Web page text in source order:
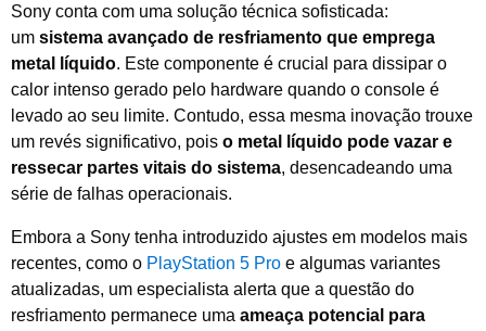
Sony conta com uma solução técnica sofisticada:
um sistema avançado de resfriamento que emprega
metal líquido. Este componente é crucial para dissipar o
calor intenso gerado pelo hardware quando o console é
levado ao seu limite. Contudo, essa mesma inovação trouxe
um revés significativo, pois o metal líquido pode vazar e
ressecar partes vitais do sistema, desencadeando uma
série de falhas operacionais.
Embora a Sony tenha introduzido ajustes em modelos mais
recentes, como o PlayStation 5 Pro e algumas variantes
atualizadas, um especialista alerta que a questão do
resfriamento permanece uma ameaça potencial para